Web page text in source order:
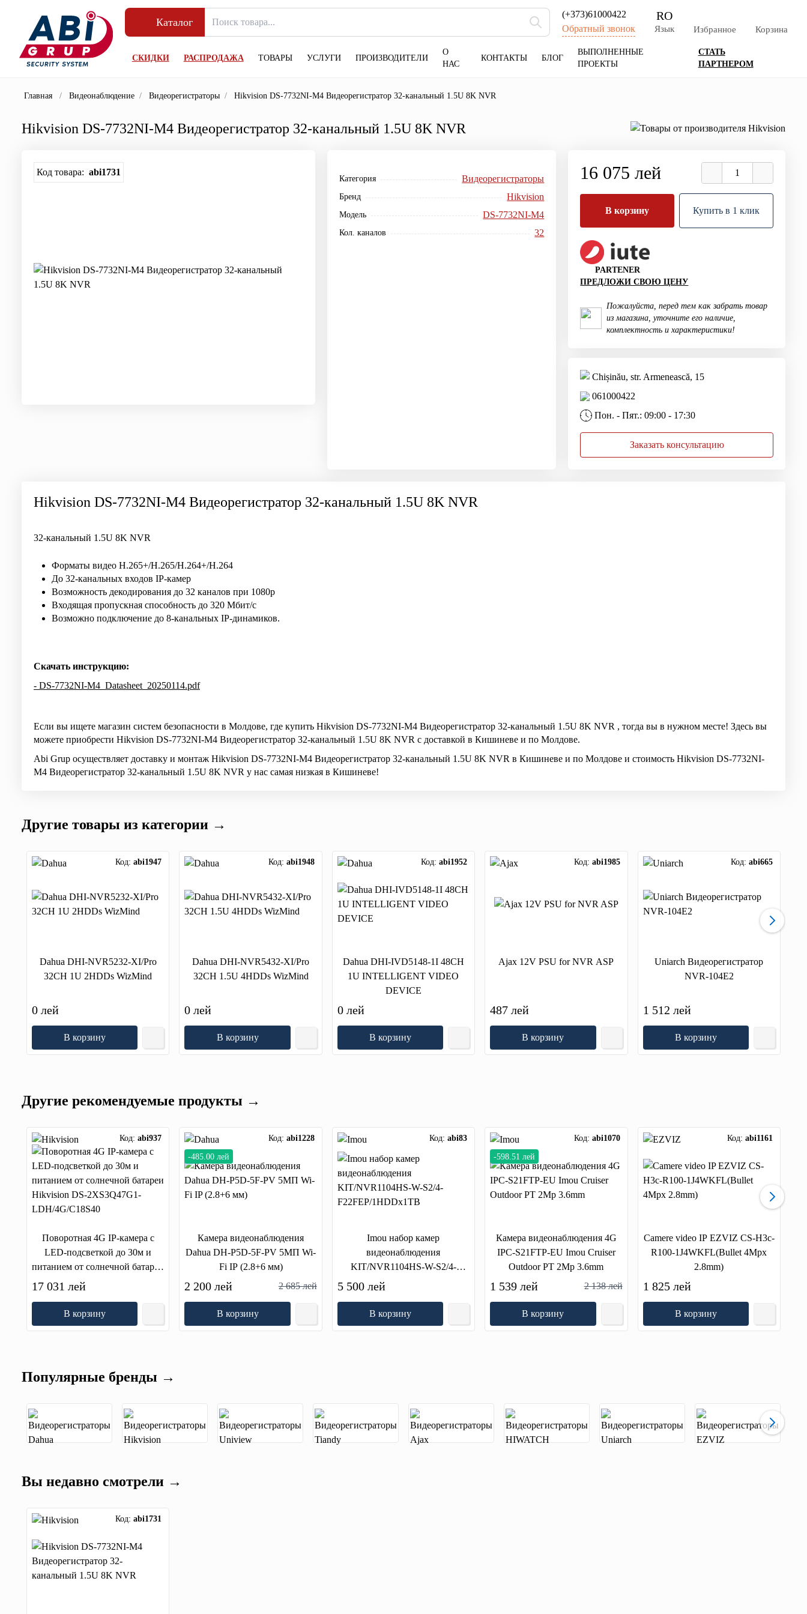
Каталог
(+373)61000422
Обратный звонок
RO
Язык Избранное Корзина
СКИДКИ РАСПРОДАЖА ТОВАРЫ УСЛУГИ ПРОИЗВОДИТЕЛИ
О
НАС
КОНТАКТЫ БЛОГ
ВЫПОЛНЕННЫЕ
ПРОЕКТЫ
СТАТЬ
ПАРТНЕРОМ
Главная / Видеонаблюдение / Видеорегистраторы / Hikvision DS-7732NI-M4 Видеорегистратор 32-канальный 1.5U 8K NVR
Hikvision DS-7732NI-M4 Видеорегистратор 32-канальный 1.5U 8K NVR
Код товара: abi1731
Категория Видеорегистраторы
Бренд Hikvision
Модель DS-7732NI-M4
Кол. каналов 32
16 075 лей
В корзину Купить в 1 клик
PARTENER
ПРЕДЛОЖИ СВОЮ ЦЕНУ
Пожалуйста, перед тем как забрать товар
из магазина, уточните его наличие,
комплектность и характеристики!
Chișinău, str. Armenească, 15
061000422
Пон. - Пят.: 09:00 - 17:30
Заказать консультацию
Hikvision DS-7732NI-M4 Видеорегистратор 32-канальный 1.5U 8K NVR
32-канальный 1.5U 8K NVR
Форматы видео H.265+/H.265/H.264+/H.264
До 32-канальных входов IP-камер
Возможность декодирования до 32 каналов при 1080p
Входящая пропускная способность до 320 Мбит/с
Возможно подключение до 8-канальных IP-динамиков.
Скачать инструкцию:
- DS-7732NI-M4_Datasheet_20250114.pdf
Если вы ищете магазин систем безопасности в Молдове, где купить Hikvision DS-7732NI-M4 Видеорегистратор 32-канальный 1.5U 8K NVR , тогда вы в нужном месте! Здесь вы
можете приобрести Hikvision DS-7732NI-M4 Видеорегистратор 32-канальный 1.5U 8K NVR с доставкой в Кишиневе и по Молдове.
Abi Grup осуществляет доставку и монтаж Hikvision DS-7732NI-M4 Видеорегистратор 32-канальный 1.5U 8K NVR в Кишиневе и по Молдове и стоимость Hikvision DS-7732NI-
M4 Видеорегистратор 32-канальный 1.5U 8K NVR у нас самая низкая в Кишиневе!
Другие товары из категории →
Код:abi1947
Dahua DHI-NVR5232-XI/Pro
32CH 1U 2HDDs WizMind
0 лей
В корзину
Код: abi1948
Dahua DHI-NVR5432-XI/Pro
32CH 1.5U 4HDDs WizMind
0 лей
В корзину
Код:abi1952
Dahua DHI-IVD5148-1I 48CH
1U INTELLIGENT VIDEO
DEVICE
0 лей
В корзину
Код: abi1985
Ajax 12V PSU for NVR ASP
487 лей
В корзину
Код: abi665
Uniarch Видеорегистратор
NVR-104E2
1 512 лей
В корзину
Другие рекомендуемые продукты →
Код:abi937
Поворотная 4G IP-камера с
LED-подсветкой до 30м и
питанием от солнечной батареи
Hikvision DS-2XS3Q47G1-
17 031 лей
В корзину
Код: abi1228
-485.00 лей
Камера видеонаблюдения
Dahua DH-P5D-5F-PV 5МП Wi-
Fi IP (2.8+6 мм)
2 200 лей 2 685 лей
В корзину
Код:abi83
Imou набор камер
видеонаблюдения
KIT/NVR1104HS-W-S2/4-
F22FEP/1HDDx1TB
5 500 лей
В корзину
Код: abi1070
-598.51 лей
Камера видеонаблюдения 4G
IPC-S21FTP-EU Imou Cruiser
Outdoor PT 2Mp 3.6mm
1 539 лей 2 138 лей
В корзину
Код: abi1161
Camere video IP EZVIZ CS-H3c-
R100-1J4WKFL(Bullet 4Mpx
2.8mm)
1 825 лей
В корзину
Популярные бренды →
Вы недавно смотрели →
Код:abi1731